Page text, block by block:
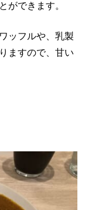
ができます。
ッフルや、乳製
ますので、甘い